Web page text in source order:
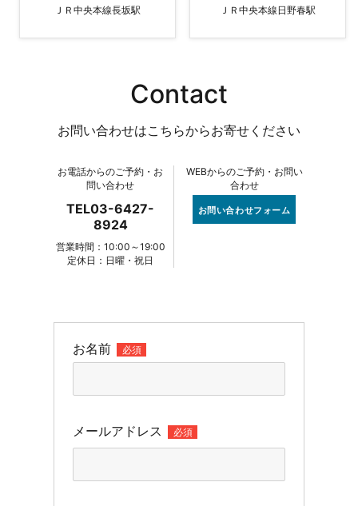
ＪＲ中央本線長坂駅
ＪＲ中央本線日野春駅
Contact
お問い合わせはこちらからお寄せください
お電話からのご予約・お
問い合わせ
TEL03-6427-
8924
営業時間：10:00～19:00
定休日：日曜・祝日
WEBからのご予約・お問い
合わせ
お問い合わせフォーム
お名前 必須
メールアドレス 必須